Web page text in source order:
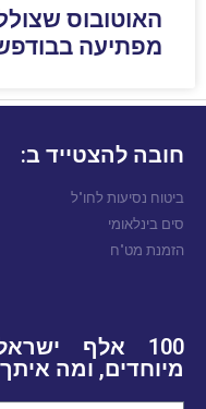
האוטובוס
מפתיעה בבודפשט –
חובה להצטייד ב:
ביטוח נסיעות לחו"ל
סים בינלאומי
הזמנת מט"ח
100 אלף
מיוחדים, ומה